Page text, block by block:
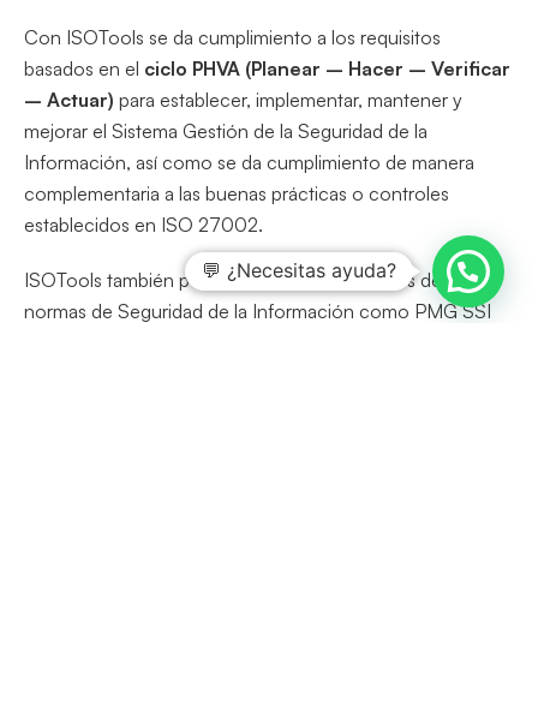
Con ISOTools se da cumplimiento a los requisitos
basados en el ciclo PHVA (Planear – Hacer – Verificar
– Actuar) para establecer, implementar, mantener y
mejorar el Sistema Gestión de la Seguridad de la
Información, así como se da cumplimiento de manera
complementaria a las buenas prácticas o controles
establecidos en ISO 27002.
ISOTools también permite aplicar los requisitos de otras
normas de Seguridad de la Información como PMG SSI
💬 ¿Necesitas ayuda?